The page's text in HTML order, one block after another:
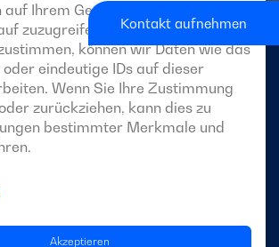
Ihrem Gerät zu speichern
zuzugreifen. Wenn Sie diesen
können wir Daten wie das
eindeutige IDs auf dieser
Wenn Sie Ihre Zustimmung
zurückziehen, kann dies zu
bestimmter Merkmale und
Akzeptieren
Kontakt aufnehmen